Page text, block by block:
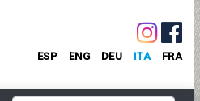
ESP ENG DEU ITA FRA